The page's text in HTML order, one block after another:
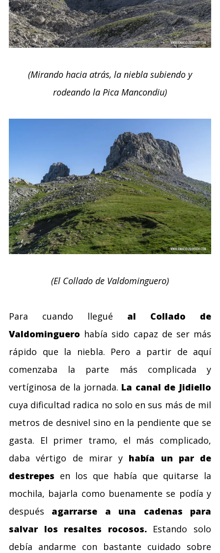
(Mirando hacia atrás, la niebla subiendo y
rodeando la Pica Mancondiu)
(El Collado de Valdominguero)
Para cuando llegué al Collado de
Valdominguero había sido capaz de ser más
rápido que la niebla. Pero a partir de aquí
comenzaba la parte más complicada y
vertíginosa de la jornada. La canal de Jidiello
cuya dificultad radica no solo en sus más de mil
metros de desnivel sino en la pendiente que se
gasta. El primer tramo, el más complicado,
daba vértigo de mirar y había un par de
destrepes en los que había que quitarse la
mochila, bajarla como buenamente se podía y
después agarrarse a una cadenas para
salvar los resaltes rocosos.Estando solo
debía andarme con bastante cuidado sobre